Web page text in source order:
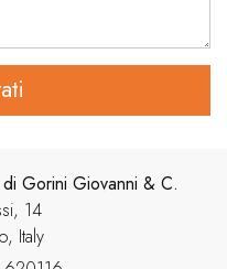
Gorini Giovanni & C.
14
Italy